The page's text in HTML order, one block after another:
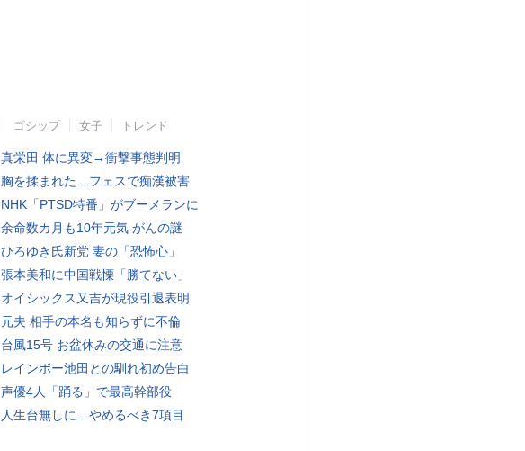
ゴシップ 女子 トレンド
真栄田 体に異変→衝撃事態判明
胸を揉まれた…フェスで痴漢被害
NHK「PTSD特番」がブーメランに
余命数カ月も10年元気 がんの謎
ひろゆき氏新党 妻の「恐怖心」
張本美和に中国戦慄「勝てない」
オイシックス又吉が現役引退表明
元夫 相手の本名も知らずに不倫
台風15号 お盆休みの交通に注意
レインボー池田との馴れ初め告白
声優4人「踊る」で最高幹部役
人生台無しに…やめるべき7項目